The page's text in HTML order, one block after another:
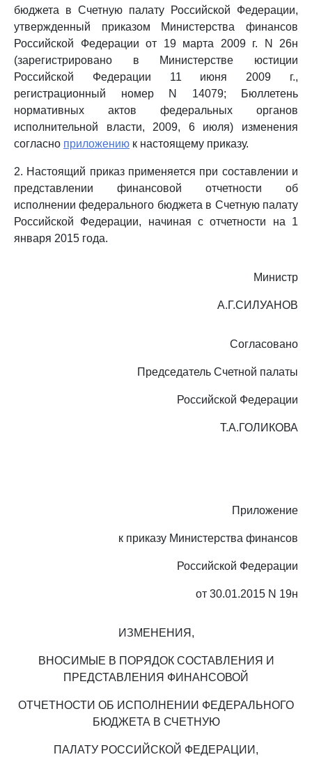
бюджета в Счетную палату Российской Федерации,
утвержденный приказом Министерства финансов
Российской Федерации от 19 марта 2009 г. N 26н
(зарегистрировано в Министерстве юстиции
Российской Федерации 11 июня 2009 г.,
регистрационный номер N 14079; Бюллетень
нормативных актов федеральных органов
исполнительной власти, 2009, 6 июля) изменения
согласно приложению к настоящему приказу.
2. Настоящий приказ применяется при составлении и
представлении финансовой отчетности об
исполнении федерального бюджета в Счетную палату
Российской Федерации, начиная с отчетности на 1
января 2015 года.
Министр
А.Г.СИЛУАНОВ
Согласовано
Председатель Счетной палаты
Российской Федерации
Т.А.ГОЛИКОВА
Приложение
к приказу Министерства финансов
Российской Федерации
от 30.01.2015 N 19н
ИЗМЕНЕНИЯ,
ВНОСИМЫЕ В ПОРЯДОК СОСТАВЛЕНИЯ И
ПРЕДСТАВЛЕНИЯ ФИНАНСОВОЙ
ОТЧЕТНОСТИ ОБ ИСПОЛНЕНИИ ФЕДЕРАЛЬНОГО
БЮДЖЕТА В СЧЕТНУЮ
ПАЛАТУ РОССИЙСКОЙ ФЕДЕРАЦИИ,